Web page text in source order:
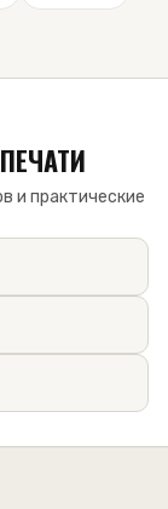
и практические